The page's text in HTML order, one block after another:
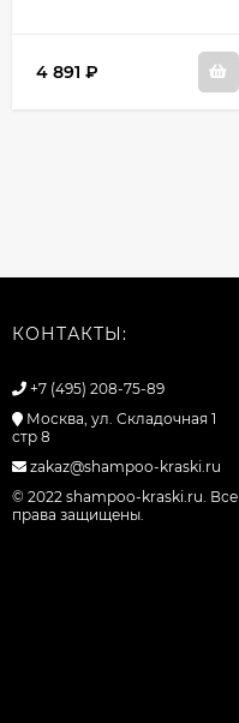
4 891 ₽
КОНТАКТЫ:
+7 (495) 208-75-89
Москва, ул. Складочная 1
стр 8
zakaz@shampoo-kraski.ru
© 2022 shampoo-kraski.ru. Все
права защищены.